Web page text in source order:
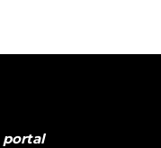
portal